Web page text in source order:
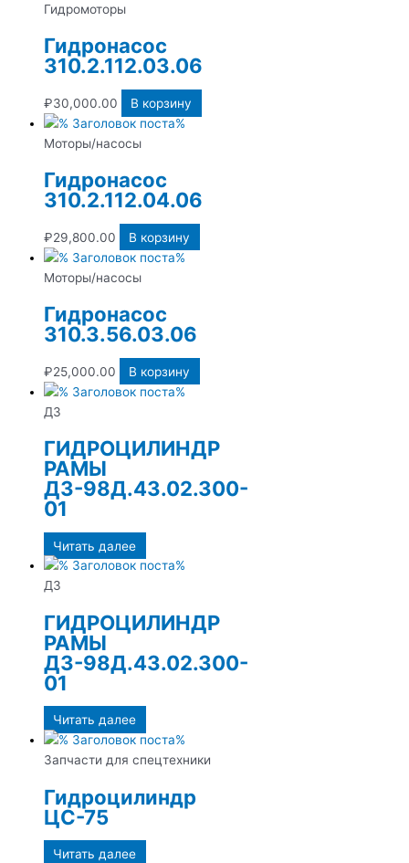
Гидромоторы
Гидронасос
310.2.112.03.06
₽30,000.00 В корзину
Моторы/насосы
Гидронасос
310.2.112.04.06
₽29,800.00 В корзину
Моторы/насосы
Гидронасос
310.3.56.03.06
₽25,000.00 В корзину
ДЗ
ГИДРОЦИЛИНДР
РАМЫ
ДЗ-98Д.43.02.300-
01
Читать далее
ДЗ
ГИДРОЦИЛИНДР
РАМЫ
ДЗ-98Д.43.02.300-
01
Читать далее
Запчасти для спецтехники
Гидроцилиндр
ЦС-75
Читать далее